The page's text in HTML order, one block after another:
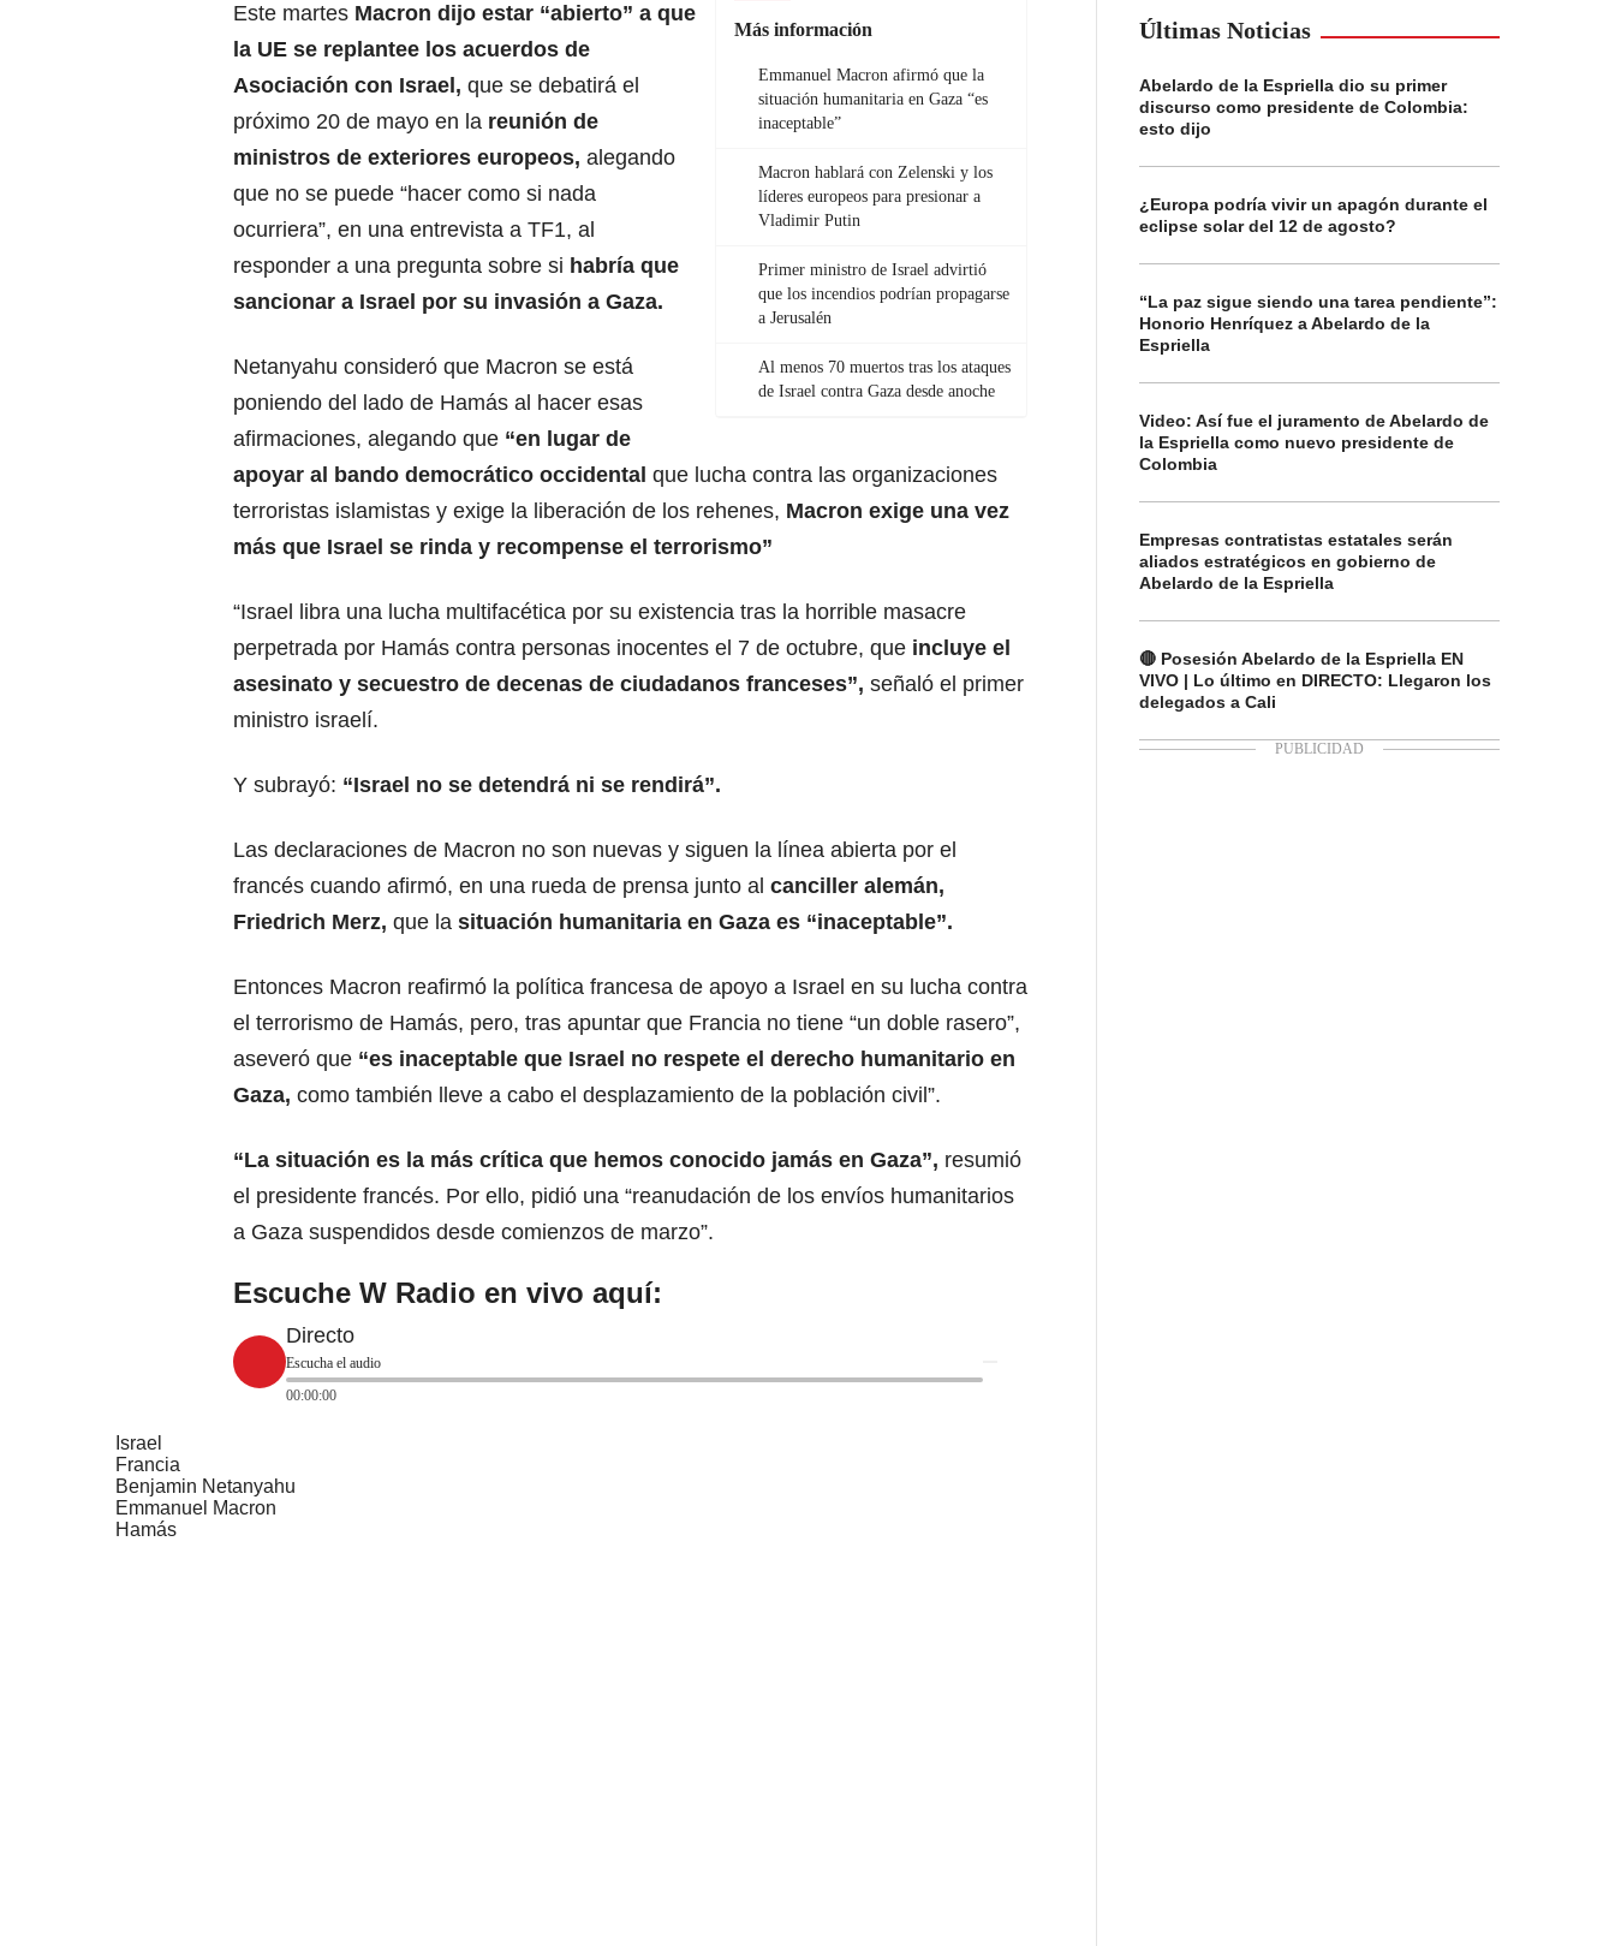
Más información
Emmanuel Macron afirmó que la
situación humanitaria en Gaza “es
inaceptable”
Macron hablará con Zelenski y los
líderes europeos para presionar a
Vladimir Putin
Primer ministro de Israel advirtió
que los incendios podrían propagarse
a Jerusalén
Al menos 70 muertos tras los ataques
de Israel contra Gaza desde anoche
Este martes Macron dijo estar “abierto” a que
la UE se replantee los acuerdos de
Asociación con Israel , que se debatirá el
próximo 20 de mayo en la reunión de
ministros de exteriores europeos, alegando
que no se puede “hacer como si nada
ocurriera”, en una entrevista a TF1, al
responder a una pregunta sobre si habría que
sancionar a Israel por su invasión a Gaza.
Netanyahu consideró que Macron se está
poniendo del lado de Hamás al hacer esas
afirmaciones, alegando que “en lugar de
apoyar al bando democrático occidental que lucha contra las organizaciones
terroristas islamistas y exige la liberación de los rehenes, Macron exige una vez
más que Israel se rinda y recompense el terrorismo”
“Israel libra una lucha multifacética por su existencia tras la horrible masacre
perpetrada por Hamás contra personas inocentes el 7 de octubre, que incluye el
asesinato y secuestro de decenas de ciudadanos franceses”, señaló el primer
ministro israelí.
Y subrayó: “Israel no se detendrá ni se rendirá”.
Las declaraciones de Macron no son nuevas y siguen la línea abierta por el
francés cuando afirmó, en una rueda de prensa junto al canciller alemán,
Friedrich Merz, que la situación humanitaria en Gaza es “inaceptable”.
Entonces Macron reafirmó la política francesa de apoyo a Israel en su lucha contra
el terrorismo de Hamás, pero, tras apuntar que Francia no tiene “un doble rasero”,
aseveró que “es inaceptable que Israel no respete el derecho humanitario en
Gaza, como también lleve a cabo el desplazamiento de la población civil”.
“La situación es la más crítica que hemos conocido jamás en Gaza”, resumió
el presidente francés. Por ello, pidió una “reanudación de los envíos humanitarios
a Gaza suspendidos desde comienzos de marzo”.
Escuche W Radio en vivo aquí:
Directo
Escucha el audio
00:00:00
Israel
Francia
Benjamin Netanyahu
Emmanuel Macron
Hamás
Últimas Noticias
Abelardo de la Espriella dio su primer
discurso como presidente de Colombia:
esto dijo
¿Europa podría vivir un apagón durante el
eclipse solar del 12 de agosto?
“La paz sigue siendo una tarea pendiente”:
Honorio Henríquez a Abelardo de la
Espriella
Video: Así fue el juramento de Abelardo de
la Espriella como nuevo presidente de
Colombia
Empresas contratistas estatales serán
aliados estratégicos en gobierno de
Abelardo de la Espriella
🔴 Posesión Abelardo de la Espriella EN
VIVO | Lo último en DIRECTO: Llegaron los
delegados a Cali